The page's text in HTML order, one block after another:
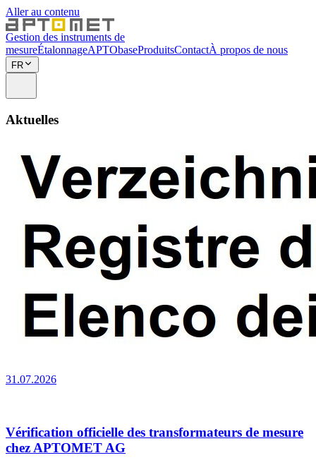
Aller au contenu
Gestion des instruments de
mesureÉtalonnageAPTObaseProduitsContactÀ propos de nous
FR
Aktuelles
31.07.2026
Vérification officielle des transformateurs de mesure
chez APTOMET AG